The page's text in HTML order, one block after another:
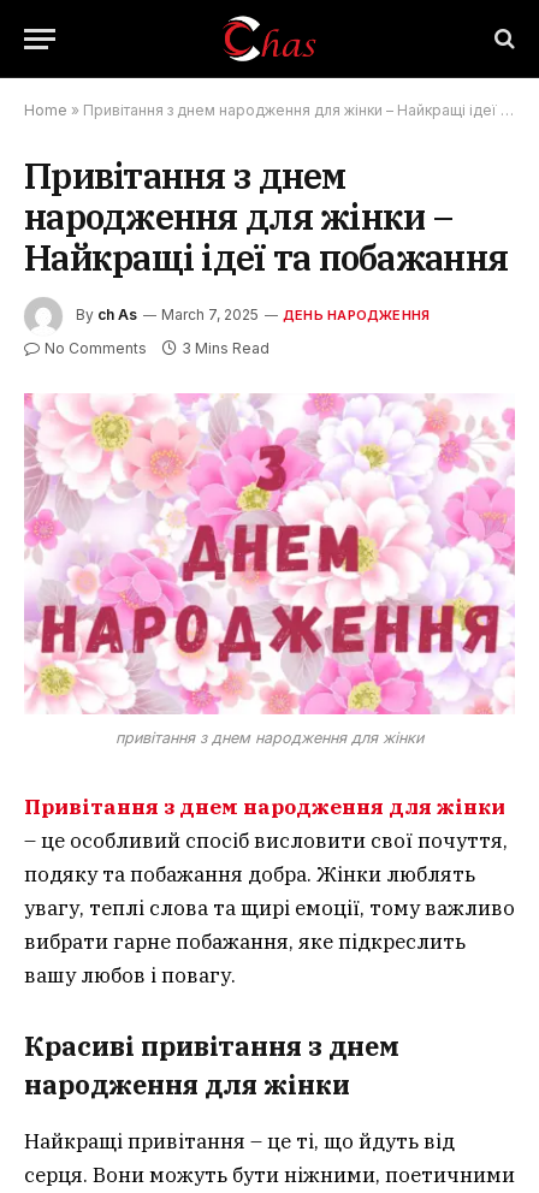
Home » Привітання з днем народження для жінки – Найкращі ідеї та побажання
Привітання з днем
народження для жінки –
Найкращі ідеї та побажання
By ch As March 7, 2025 ДЕНЬ НАРОДЖЕННЯ
No Comments 3 Mins Read
привітання з днем народження для жінки
Привітання з днем народження для жінки
– це особливий спосіб висловити свої почуття,
подяку та побажання добра. Жінки люблять
увагу, теплі слова та щирі емоції, тому важливо
вибрати гарне побажання, яке підкреслить
вашу любов і повагу.
Красиві привітання з днем
народження для жінки
Найкращі привітання – це ті, що йдуть від
серця. Вони можуть бути ніжними, поетичними